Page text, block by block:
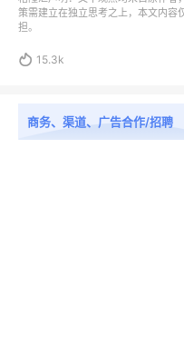
策需建立在独立思考之上，本文内容
担。
 15.3k
商务、渠道、广告合作/招聘